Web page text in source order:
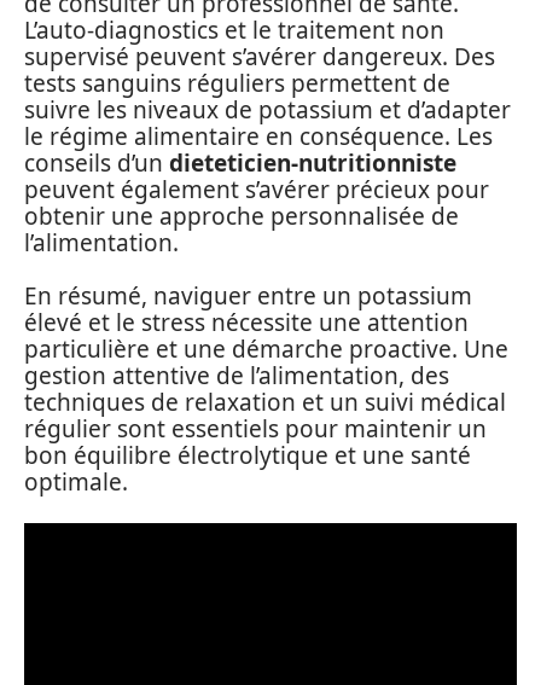
L’auto-diagnostics et le traitement non
supervisé peuvent s’avérer dangereux. Des
tests sanguins réguliers permettent de
suivre les niveaux de potassium et d’adapter
le régime alimentaire en conséquence. Les
conseils d’un dieteticien-nutritionniste
peuvent également s’avérer précieux pour
obtenir une approche personnalisée de
l’alimentation.
En résumé, naviguer entre un potassium
élevé et le stress nécessite une attention
particulière et une démarche proactive. Une
gestion attentive de l’alimentation, des
techniques de relaxation et un suivi médical
régulier sont essentiels pour maintenir un
bon équilibre électrolytique et une santé
optimale.